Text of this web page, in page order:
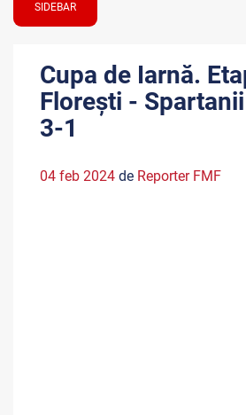
SIDEBAR
Cupa de Iarnă.
Florești -
3-1
04 feb 2024 de Reporter FMF